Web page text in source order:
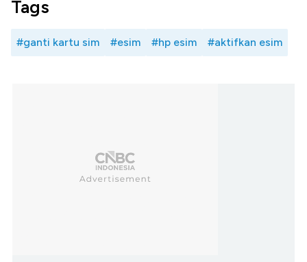
Tags
#ganti kartu sim #esim #hp esim #aktifkan esim